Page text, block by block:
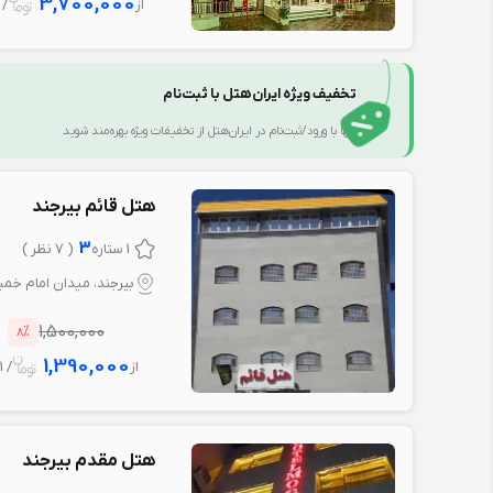
از / 1
تخفیف ویژه ایران‌هتل با ثبت‌نام
تنها با ورود/ثبت‌نام در ایران‌هتل از تخفیفات ویژه بهره‌مند شوید
هتل قائم بیرجند
1 ستاره 3 ( 7 نظر )
بیرجند، میدان امام
1,500,000
%
8
از 1,390,000 / 1 شب
هتل مقدم بیرجند